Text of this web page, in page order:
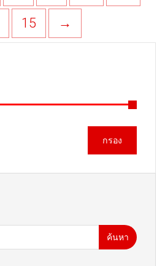
15 →
กรอง
ค้นหา